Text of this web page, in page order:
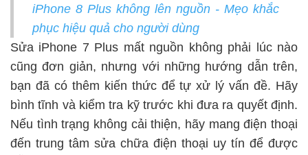
iPhone 8 Plus không lên nguồn - Mẹo khắc
phục hiệu quả cho người dùng
Sửa iPhone 7 Plus mất nguồn không phải lúc nào
cũng đơn giản, nhưng với những hướng dẫn trên,
bạn đã có thêm kiến thức để tự xử lý vấn đề. Hãy
bình tĩnh và kiểm tra kỹ trước khi đưa ra quyết định.
Nếu tình trạng không cải thiện, hãy mang điện thoại
đến trung tâm sửa chữa điện thoại uy tín để được